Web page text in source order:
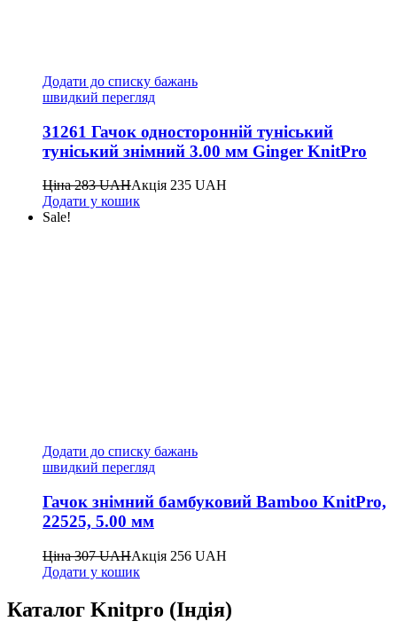
Додати до списку бажань
швидкий перегляд
31261 Гачок односторонній туніський
туніський знімний 3.00 мм Ginger KnitPro
Ціна283UAHАкція 235 UAH
Додати у кошик
Sale!
Додати до списку бажань
швидкий перегляд
Гачок знімний бамбуковий Bamboo KnitPro,
22525, 5.00 мм
Ціна307UAHАкція 256 UAH
Додати у кошик
Каталог Knitpro (Індія)